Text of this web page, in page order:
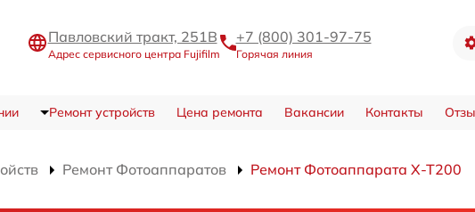
Павловский тракт, 251В
Адрес сервисного центра Fujifilm
+7 (800) 301-97-75
Горячая линия
Ремонт устройств Цена ремонта Вакансии Контакты
Ремонт Фотоаппаратов Ремонт Фотоаппарата X-T200